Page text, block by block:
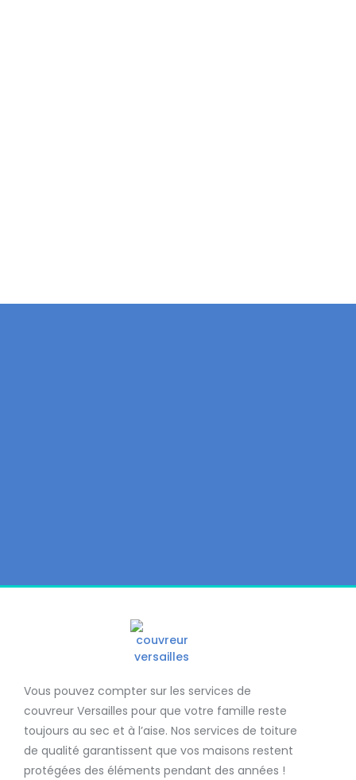
Vous pouvez compter sur les services de
couvreur Versailles pour que votre famille reste
toujours au sec et à l’aise. Nos services de toiture
de qualité garantissent que vos maisons restent
protégées des éléments pendant des années !